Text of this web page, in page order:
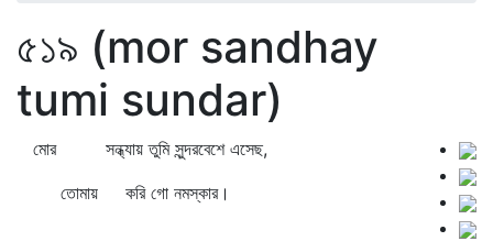
৫১৯ (mor sandhay
tumi sundar)
মোর সন্ধ্যায় তুমি সুন্দরবেশে এসেছ,
তোমায় করি গো নমস্কার।